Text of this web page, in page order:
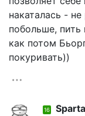
накаталась -
побольше,
как потом
покуривать))
16